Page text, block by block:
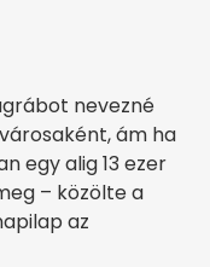
nevezné
ám ha
egy alig 13 ezer
– közölte a
az